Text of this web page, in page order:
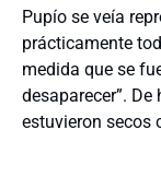
Pupío se veía
prácticamente
medida que se
desaparecer”.
estuvieron secos